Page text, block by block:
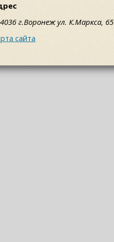
г.Воронеж ул. К.Маркса, 65
сайта